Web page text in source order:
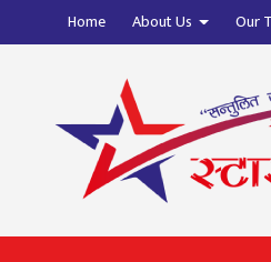
Home About Us Our